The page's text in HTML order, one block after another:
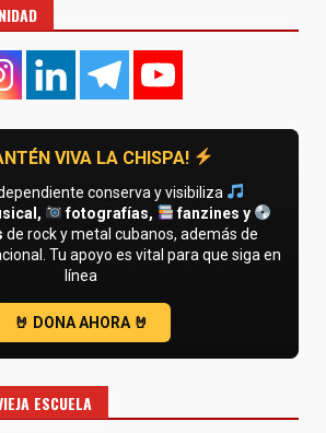
VIVA LA CHISPA!
conserva y visibiliza
fotografías,
fanzines y
de rock y metal cubanos, además de
Tu apoyo es vital para que siga en
línea
ESCUELA